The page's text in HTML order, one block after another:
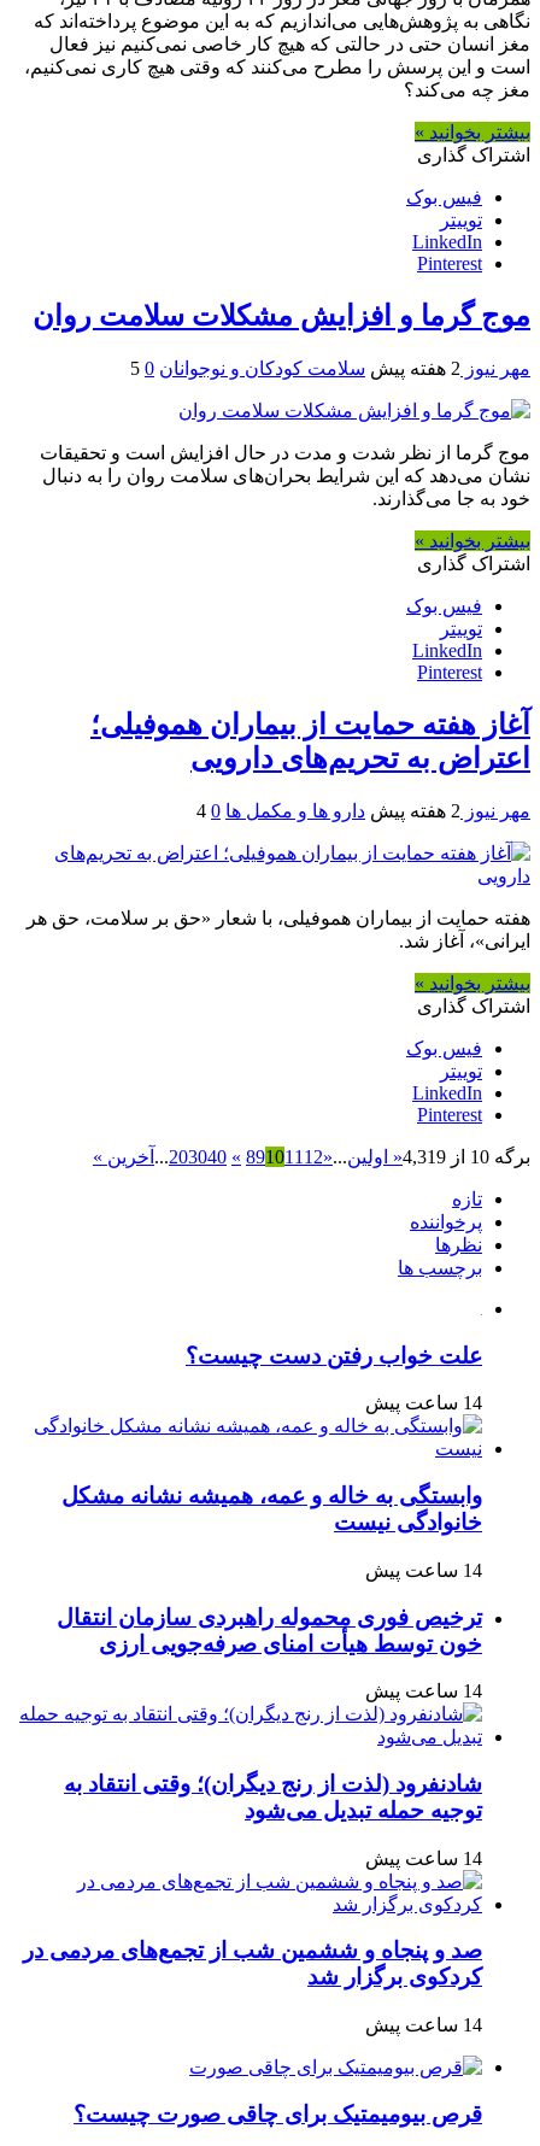
نگاهی به پژوهش‌هایی می‌اندازیم که به این موضوع پرداخته‌اند که
مغز انسان حتی در حالتی که هیچ کار خاصی نمی‌کنیم نیز فعال
است و این پرسش را مطرح می‌کنند که وقتی هیچ کاری نمی‌کنیم،
مغز چه می‌کند؟
بیشتر بخوانید »
اشتراک گذاری
فیس بوک
توییتر
LinkedIn
Pinterest
موج گرما و افزایش مشکلات سلامت روان
مهر نیوز 2 هفته پیش سلامت کودکان و نوجوانان 0
5
موج گرما از نظر شدت و مدت در حال افزایش است و تحقیقات
نشان می‌دهد که این شرایط بحران‌های سلامت روان را به دنبال
خود به جا می‌گذارند.
بیشتر بخوانید »
اشتراک گذاری
فیس بوک
توییتر
LinkedIn
Pinterest
آغاز هفته حمایت از بیماران هموفیلی؛
اعتراض به تحریم‌های دارویی
مهر نیوز 2 هفته پیش دارو ها و مکمل ها 0
4
هفته حمایت از بیماران هموفیلی، با شعار «حق بر سلامت، حق هر
ایرانی»، آغاز شد.
بیشتر بخوانید »
اشتراک گذاری
فیس بوک
توییتر
LinkedIn
Pinterest
برگه 10 از 4,319 « اولین...
«
891011 12
»
203040
... آخرین »
تازه
پرخواننده
نظرها
برچسب ها
علت خواب رفتن دست چیست؟
14 ساعت پیش
وابستگی به خاله و عمه، همیشه نشانه مشکل
خانوادگی نیست
14 ساعت پیش
ترخیص فوری محموله راهبردی سازمان انتقال
خون توسط هیأت امنای صرفه‌جویی ارزی
14 ساعت پیش
شادنفرود (لذت از رنج دیگران)؛ وقتی انتقاد به
توجیه حمله تبدیل می‌شود
14 ساعت پیش
صد و پنجاه‌ و ششمین شب از تجمع‌های مردمی در
کردکوی برگزار شد
14 ساعت پیش
قرص بیومیمتیک برای چاقی صورت چیست؟